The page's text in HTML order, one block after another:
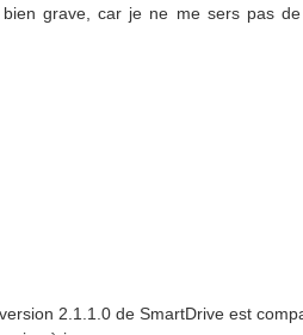
grave, car je ne me sers pas
2.1.1.0 de SmartDrive est